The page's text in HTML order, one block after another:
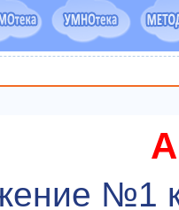
№1